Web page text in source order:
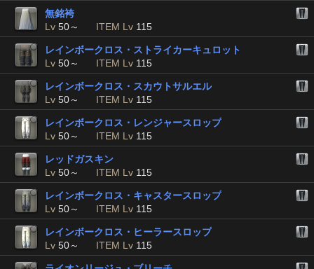
無銘袴
Lv 50～ ITEM Lv 115
レインボークロス・ストライカーキュロット
Lv 50～ ITEM Lv 115
レインボークロス・スカウトサルエル
Lv 50～ ITEM Lv 115
レインボークロス・レンジャースロップ
Lv 50～ ITEM Lv 115
レッドガスキン
Lv 50～ ITEM Lv 115
レインボークロス・キャスタースロップ
Lv 50～ ITEM Lv 115
レインボークロス・ヒーラースロップ
Lv 50～ ITEM Lv 115